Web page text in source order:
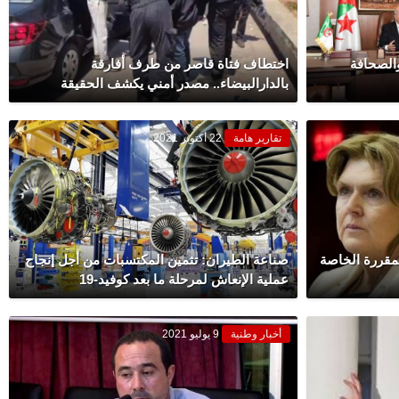
اختطاف فتاة قاصر من طرف أفارقة
بالدارالبيضاء.. مصدر أمني يكشف الحقيقة
الخاصة
تقارير هامة 22 أكتوبر 2021
صناعة الطيران: تثمين المكتسبات من أجل إنجاح
عملية الإنعاش لمرحلة ما بعد كوفيد-19
أخبار وطنية 9 يوليو 2021